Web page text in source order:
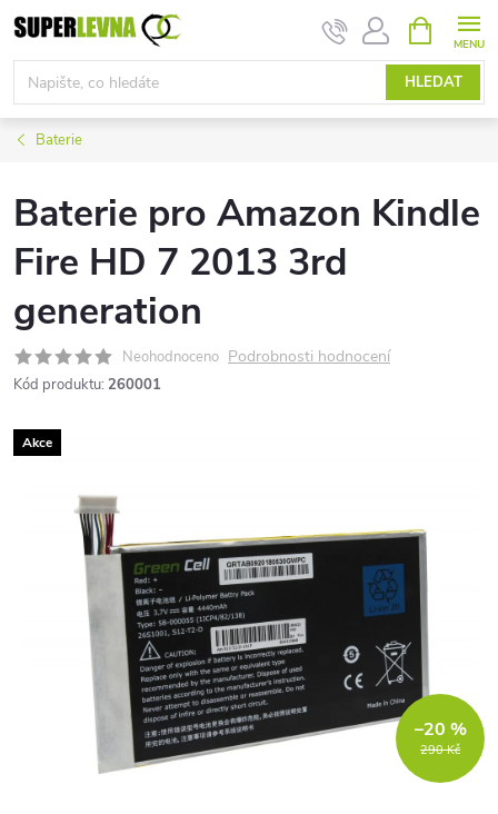
Přejít
na
obsah
HLEDAT
NÁKUPNÍ
KOŠÍK
Baterie
Baterie pro Amazon Kindle
Fire HD 7 2013 3rd
generation
Neohodnoceno Podrobnosti hodnocení
Kód produktu: 260001
Akce
290 Kč
–20 %